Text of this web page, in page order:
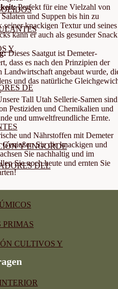
Y
DE
Y ENGORDE
DEL
PRIMAS
CULTIVOS Y
Perfekt für eine Vielzahl von
und Suppen bis hin zu
knackigen Textur und seines
kann er auch als gesunder Snack
Dieses Saatgut ist Demeter-
dass es nach den Prinzipien der
Landwirtschaft angebaut wurde,
und das natürliche
Tall Utah Sellerie-Samen sind
Pestiziden und Chemikalien und
und umweltfreundliche Ernte.
und Nährstoffen mit Demeter
Sie die knackigen und
Sie nachhaltig und im
Sie noch heute und ernten Sie